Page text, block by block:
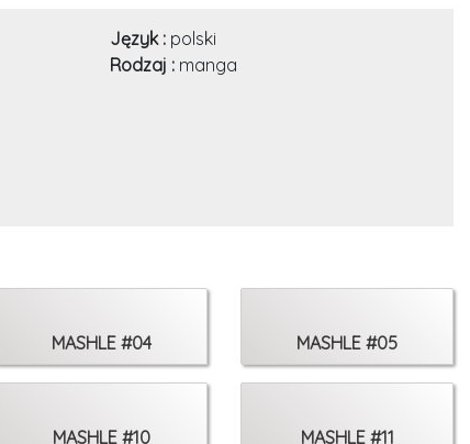
Język : polski
Rodzaj : manga
MASHLE #04 MASHLE #05
MASHLE #10 MASHLE #11